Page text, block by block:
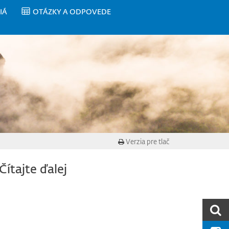
OTÁZKY A ODPOVEDE
Verzia pre tlač
ďalej